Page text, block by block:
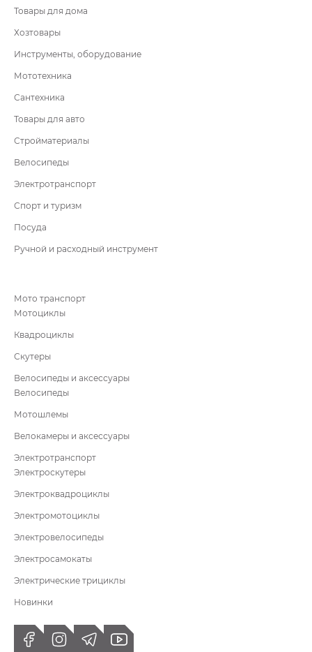
Товары для дома
Хозтовары
Инструменты, оборудование
Мототехника
Сантехника
Товары для авто
Стройматериалы
Велосипеды
Электротранспорт
Спорт и туризм
Посуда
Ручной и расходный инструмент
Мото транспорт
Мотоциклы
Квадроциклы
Скутеры
Велосипеды и аксессуары
Велосипеды
Мотошлемы
Велокамеры и аксессуары
Электротранспорт
Электроскутеры
Электроквадроциклы
Электромотоциклы
Электровелосипеды
Электросамокаты
Электрические трициклы
Новинки